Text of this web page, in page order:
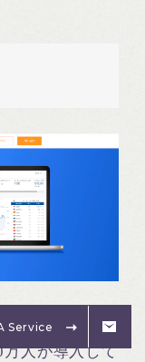
人が導入して
Service